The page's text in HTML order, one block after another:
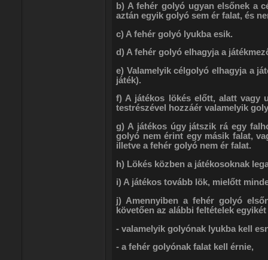
b) A fehér golyó ugyan elsőnek a
aztán egyik golyó sem ér falat, és
c) A fehér golyó lyukba esik.
d) A fehér golyó elhagyja a
e) Valamelyik célgolyó elhagyja a
játék).
f) A játékos lökés előtt, alatt vagy
testrészével hozzáér valamelyik
g) A játékos úgy játszik rá egy
golyó nem érint egy másik falat,
illetve a fehér golyó nem ér falat.
h) Lökés közben a játékosoknak
i) A játékos tovább lök, mielőtt
j) Amennyiben a fehér golyó
követően az alábbi feltételek
- valamelyik golyónak lyukba kell
- a fehér golyónak falat kell érnie,